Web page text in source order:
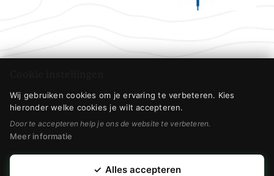
Wij gebruiken cookies om je ervaring te verbeteren. Kies
hieronder welke cookies je wilt accepteren.
Door te accepteren help je ons de website te verbeteren.
Meer informatie
✓ Alles accepteren